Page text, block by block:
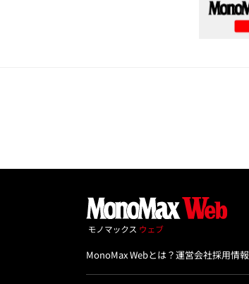
MonoMax Webとは？運営会社採用情報